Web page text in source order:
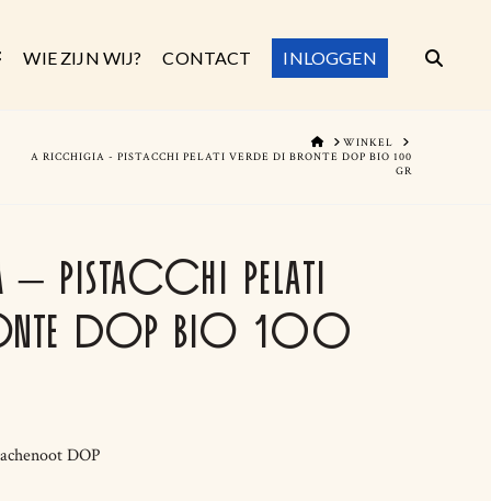
WIE ZIJN WIJ? CONTACT INLOGGEN
HOMEWINKEL
A RICCHIGIA - PISTACCHI PELATI VERDE DI BRONTE DOP BIO 100
GR
PISTACCHI PELATI
DOP BIO 100
DOP